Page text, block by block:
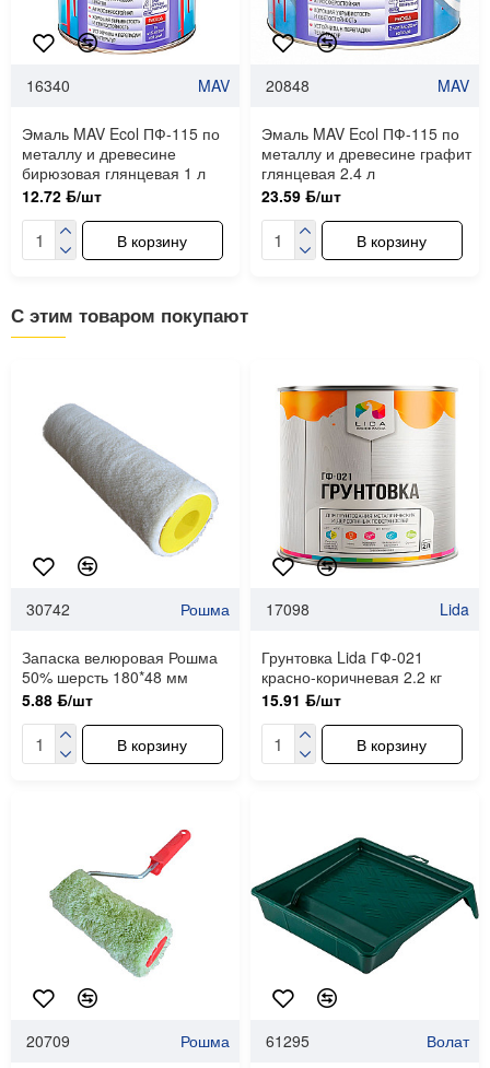
16340 MAV
Эмаль MAV Ecol ПФ-115 по
металлу и древесине
бирюзовая глянцевая 1 л
12.72 ƃ/шт
В корзину
20848 MAV
Эмаль MAV Ecol ПФ-115 по
металлу и древесине графит
глянцевая 2.4 л
23.59 ƃ/шт
В корзину
С этим товаром покупают
30742 Рошма
Запаска велюровая Рошма
50% шерсть 180*48 мм
5.88 ƃ/шт
В корзину
17098 Lida
Грунтовка Lida ГФ-021
красно-коричневая 2.2 кг
15.91 ƃ/шт
В корзину
20709 Рошма 61295 Волат